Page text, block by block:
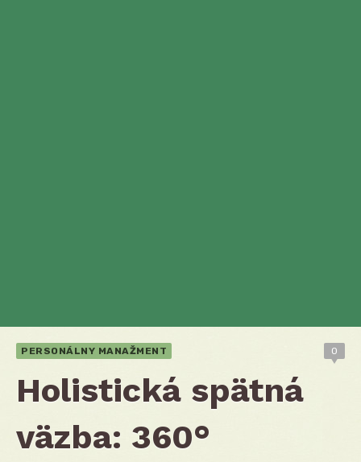
PERSONÁLNY MANAŽMENT 0
Holistická spätná
väzba: 360°